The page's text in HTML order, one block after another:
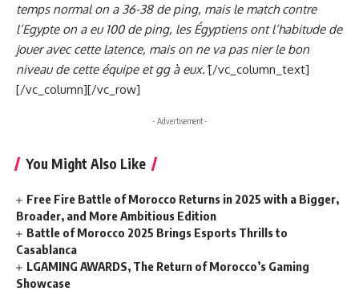
temps normal on a 36-38 de ping, mais le match contre
l’Egypte on a eu 100 de ping, les Égyptiens ont l’habitude de
jouer avec cette latence, mais on ne va pas nier le bon
niveau de cette équipe et gg à eux.’[/vc_column_text]
[/vc_column][/vc_row]
- Advertisement -
You Might Also Like
Free Fire Battle of Morocco Returns in 2025 with a Bigger,
Broader, and More Ambitious Edition
Battle of Morocco 2025 Brings Esports Thrills to
Casablanca
LGAMING AWARDS, The Return of Morocco’s Gaming
Showcase